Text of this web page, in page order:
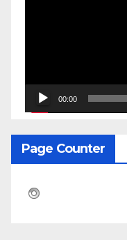
00:00
Page Counter